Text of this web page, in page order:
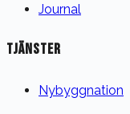
Journal
TJÄNSTER
Nybyggnation